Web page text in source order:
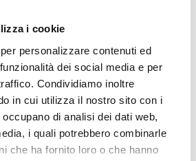
i cookie
personalizzare contenuti ed
dei social media e per
Condividiamo inoltre
in cui utilizza il nostro sito con i
di analisi dei dati web,
i quali potrebbero combinarle
che ha fornito loro o che hanno
DEL CENTRO
il punto vendita che ti interessa!